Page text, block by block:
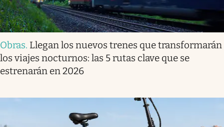
Obras. Llegan los nuevos trenes que transformarán
los viajes nocturnos: las 5 rutas clave que se
estrenarán en 2026